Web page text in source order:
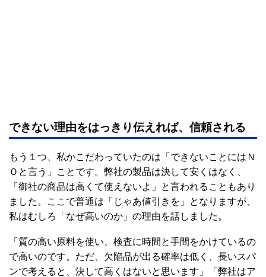
できない理由をはっきり伝えれば、信頼される
もう１つ、私かこだわっていたのは「できないことにはＮ
Ｏと言う」ことです。弊社の製品は決して安くはなく、
「御社の商品は高くて使えないよ」と言われることもあり
ました。ここで普通は「じゃあ値引きを」となりますが、
私はむしろ「なぜ高いのか」の理由を話しました。
「質の高い原料を使い、検査に時間と手間をかけているの
で高いのです。ただ、欠陥品が出る確率は低く、長いスパ
ンで考えると、決して高くはないと思います」「弊社はア